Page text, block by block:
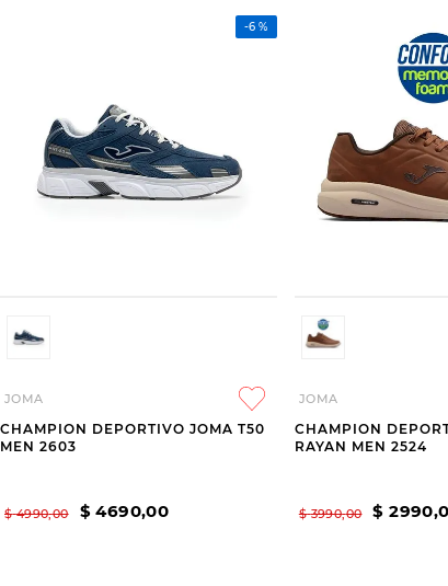
-6 %
JOMA
CHAMPION DEPORTIVO JOMA T50
MEN 2603
$ 4990,00 $ 4690,00
JOMA
CHAMPION
RAYAN MEN 2524
$ 3990,00 $ 2990,